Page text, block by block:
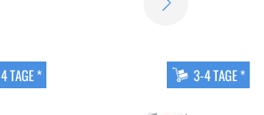
TAGE * 3-4 TAGE *